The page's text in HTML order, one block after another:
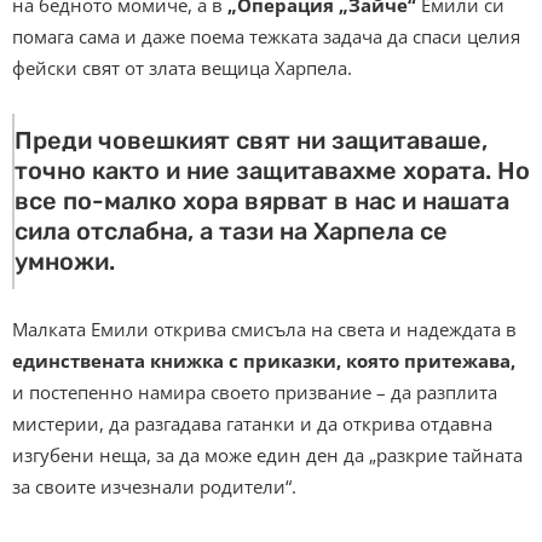
на бедното момиче, а в „Операция „Зайче“ Емили си
помага сама и даже поема тежката задача да спаси целия
фейски свят от злата вещица Харпела.
Преди човешкият свят ни защитаваше,
точно както и ние защитавахме хората. Но
все по-малко хора вярват в нас и нашата
сила отслабна, а тази на Харпела се
умножи.
Малката Емили открива смисъла на света и надеждата в
единствената книжка с приказки, която притежава,
и постепенно намира своето призвание – да разплита
мистерии, да разгадава гатанки и да открива отдавна
изгубени неща, за да може един ден да „разкрие тайната
за своите изчезнали родители“.